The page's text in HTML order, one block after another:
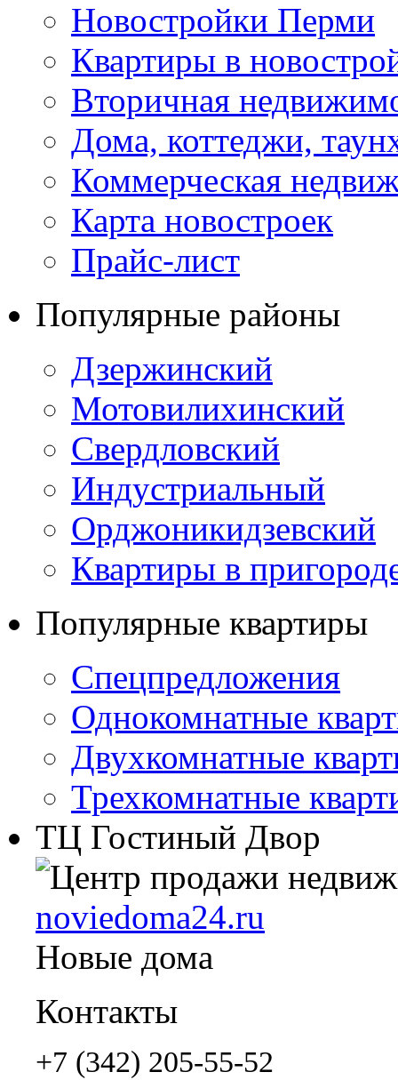
Новостройки Перми
Квартиры в
Вторичная
Дома, коттеджи,
Коммерческая
Карта новостроек
Прайс-лист
Популярные районы
Дзержинский
Мотовилихинский
Свердловский
Индустриальный
Орджоникидзевский
Квартиры в
Популярные квартиры
Спецпредложения
Однокомнатные
Двухкомнатные
Трехкомнатные
ТЦ Гостиный Двор
noviedoma24.ru
Новые дома
Контакты
+7 (342) 205-55-52